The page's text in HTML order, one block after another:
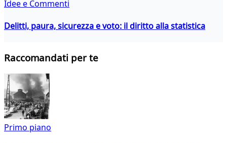
Idee e Commenti
Delitti, paura, sicurezza e voto: il diritto alla statistica
Raccomandati per te
Primo piano